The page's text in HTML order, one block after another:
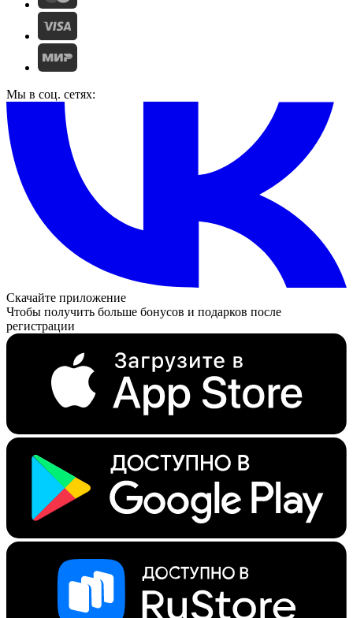
Мы в соц. сетях:
Скачайте приложение
Чтобы получить больше бонусов и подарков после
регистрации